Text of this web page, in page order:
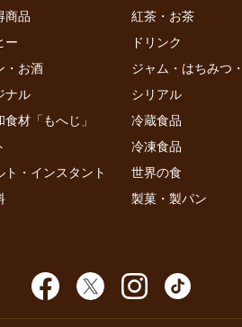
商品
紅茶・お茶
ー
ドリンク
・お酒
ジャム・はちみつ
ナル
シリアル
食材「もへじ」
冷蔵食品
冷凍食品
ト・インスタント
世界の食
製菓・製パン